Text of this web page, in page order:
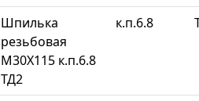
Шпилька
резьбовая
М30Х115 к.п.6.8
ТД2
к.п.6.8